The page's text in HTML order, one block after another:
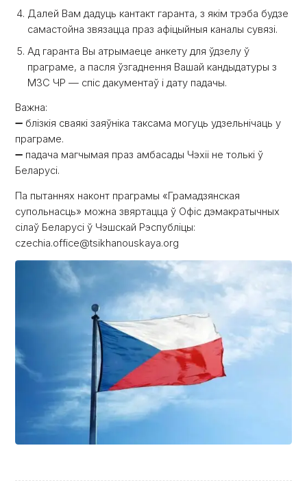
Далей Вам дадуць кантакт гаранта, з якім трэба будзе
самастойна звязацца праз афіцыйныя каналы сувязі.
Ад гаранта Вы атрымаеце анкету для ўдзелу ў
праграме, а пасля ўзгаднення Вашай кандыдатуры з
МЗС ЧР — спіс дакументаў і дату падачы.
Важна:
➖ блізкія сваякі заяўніка таксама могуць удзельнічаць у
праграме.
➖ падача магчымая праз амбасады Чэхіі не толькі ў
Беларусі.
Па пытаннях наконт праграмы «Грамадзянская
супольнасць» можна звяртацца ў Офіс дэмакратычных
сілаў Беларусі ў Чэшскай Рэспубліцы:
czechia.office@tsikhanouskaya.org